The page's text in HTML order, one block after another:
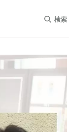
検索